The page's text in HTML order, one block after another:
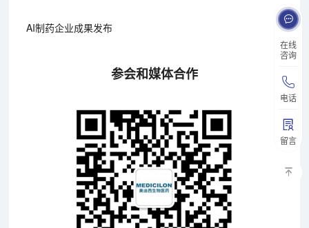
在线
咨询
电话
留言
AI制药企业成果发布
参会和媒体合作